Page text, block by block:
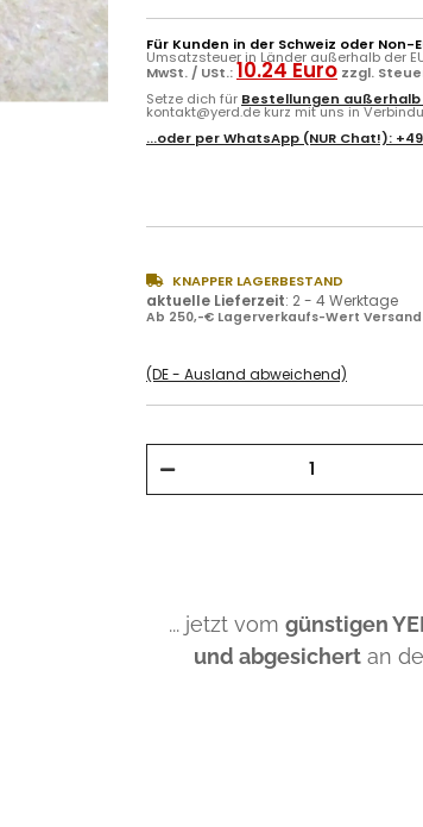
Für Kunden in der Schweiz oder Non-
Umsatzsteuer in Länder außerhalb der
MwSt. / USt.:10.24 Euro zzgl.
Setze dich für Bestellungen außerhalb
kontakt@yerd.de kurz mit uns in
...oder perWhatsApp (NUR Chat!):
KNAPPER LAGERBESTAND
aktuelle Lieferzeit: 2 - 4 Werktage
Ab 250,-€ Lagerverkaufs-Wert
(DE - Ausland abweichend)
... jetzt vom günstigen
und abgesichert an